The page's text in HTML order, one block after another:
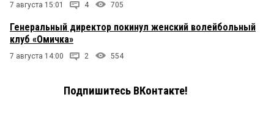
7 августа 15:01 4 705
Генеральный директор покинул женский волейбольный
клуб «Омичка»
7 августа 14:00 2 554
Подпишитесь ВКонтакте!